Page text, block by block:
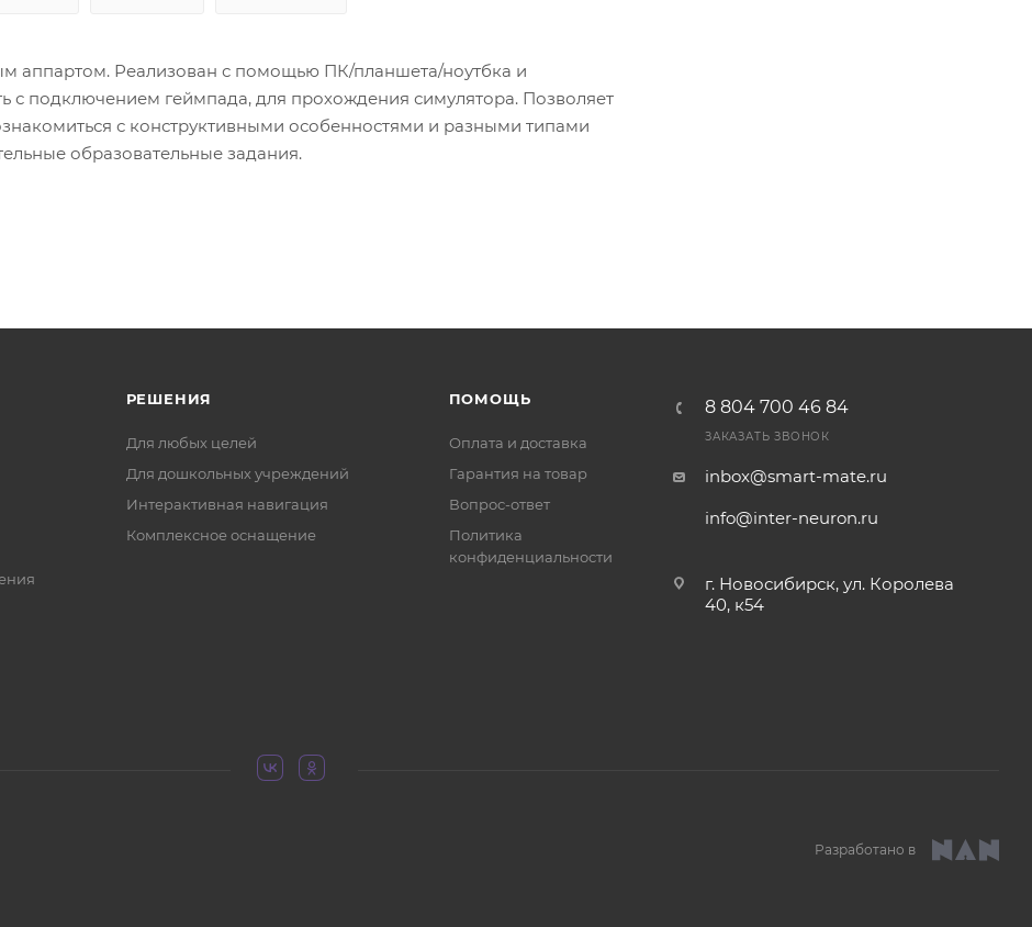
аппартом. Реализован с помощью ПК/планшета/ноутбка и
с подключением геймпада, для прохождения симулятора. Позволяет
с конструктивными особенностями и разными типами
образовательные задания.
РЕШЕНИЯ
Для любых целей
Для дошкольных учреждений
Интерактивная навигация
Комплексное оснащение
ПОМОЩЬ
Оплата и доставка
Гарантия на товар
Вопрос-ответ
Политика
конфиденциальности
8 804 700 46 84
ЗАКАЗАТЬ ЗВОНОК
inbox@smart-mate.ru
info@inter-neuron.ru
г. Новосибирск, ул. Королева
40, к54
Разработано в